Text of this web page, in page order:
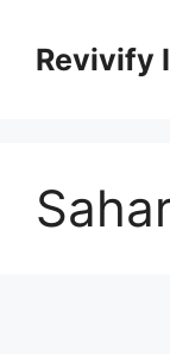
contentRevivify